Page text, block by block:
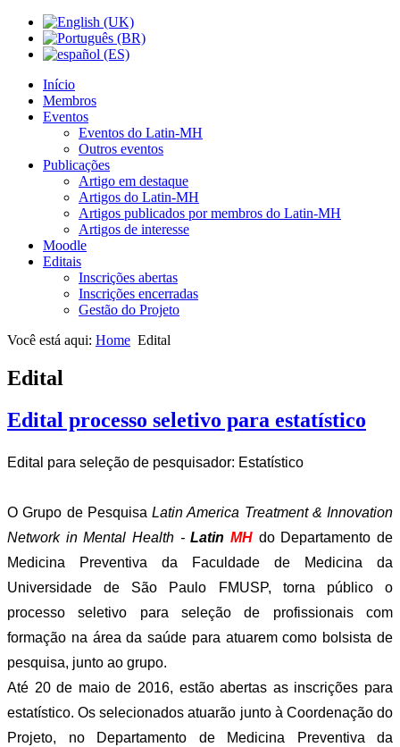
Início
Membros
Eventos
Eventos do Latin-MH
Outros eventos
Publicações
Artigo em destaque
Artigos do Latin-MH
Artigos publicados por membros do Latin-MH
Artigos de interesse
Moodle
Editais
Inscrições abertas
Inscrições encerradas
Gestão do Projeto
Você está aqui: Home Edital
Edital
Edital processo seletivo para estatístico
Edital para seleção de pesquisador: Estatístico
O Grupo de Pesquisa Latin America Treatment & Innovation
Network in Mental Health -LatinMH do Departamento de
Medicina Preventiva da Faculdade de Medicina da
Universidade de São Paulo FMUSP, torna público o
processo seletivo para seleção de profissionais com
formação na área da saúde para atuarem como bolsista de
pesquisa, junto ao grupo.
Até 20 de maio de 2016, estão abertas as inscrições para
estatístico. Os selecionados atuarão junto à Coordenação do
Projeto, no Departamento de Medicina Preventiva da